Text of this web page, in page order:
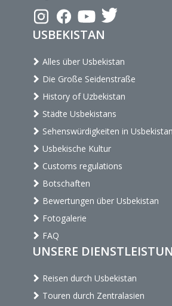
USBEKISTAN
Alles über Usbekistan
Die Große Seidenstraße
History of Uzbekistan
Städte Usbekistans
Sehenswürdigkeiten in Usbekistan
Usbekische Kultur
Customs regulations
Botschaften
Bewertungen über Usbekistan
Fotogalerie
FAQ
UNSERE
Reisen durch Usbekistan
Touren durch Zentralasien